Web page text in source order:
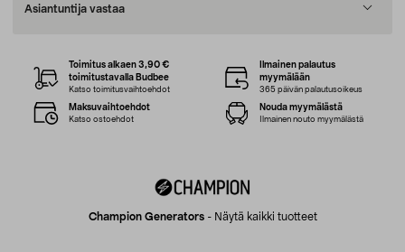
Asiantuntija vastaa
Champion Generators- Näytä kaikki tuotteet
Toimitus alkaen 3,90 €
toimitustavalla Budbee
Katso toimitusvaihtoehdot
Ilmainen palautus
myymälään
365 päivän palautusoikeus
Maksuvaihtoehdot
Katso ostoehdot
Nouda myymälästä
Ilmainen nouto myymälästä